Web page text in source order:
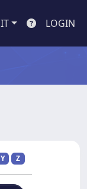
IT LOGIN
Y Z